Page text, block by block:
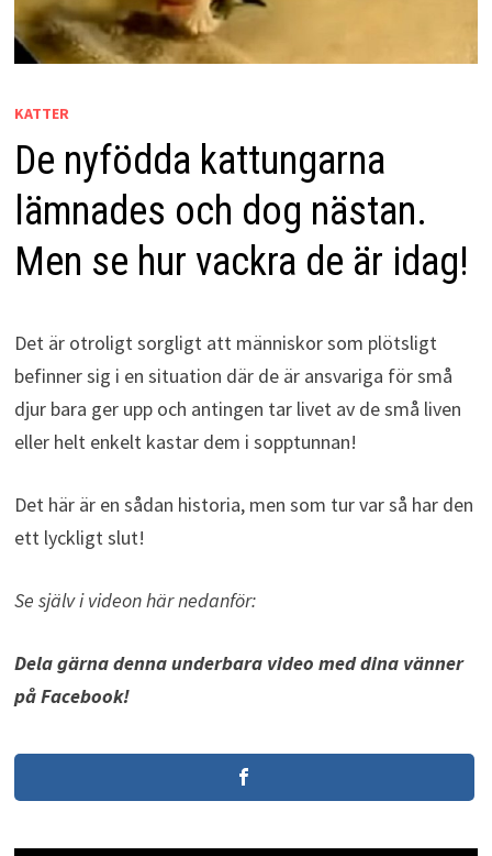
KATTER
De nyfödda kattungarna
lämnades och dog nästan.
Men se hur vackra de är idag!
Det är otroligt sorgligt att människor som plötsligt
befinner sig i en situation där de är ansvariga för små
djur bara ger upp och antingen tar livet av de små liven
eller helt enkelt kastar dem i sopptunnan!
Det här är en sådan historia, men som tur var så har den
ett lyckligt slut!
Se själv i videon här nedanför:
Dela gärna denna underbara video med dina vänner
på Facebook!